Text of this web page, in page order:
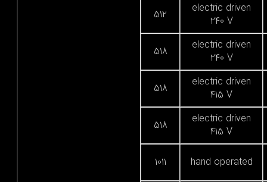
electric driven
240 V
512
electric driven
240 V
518
electric driven
415 V
518
electric driven
415 V
518
hand operated
1011